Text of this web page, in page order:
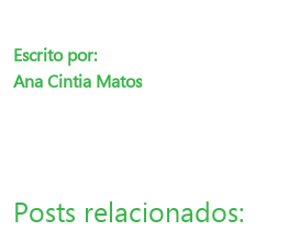
Escrito por:
Ana Cintia Matos
Posts relacionados: